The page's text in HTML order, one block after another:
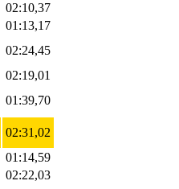
02:10,37
01:13,17
02:24,45
02:19,01
01:39,70
02:31,02
01:14,59
02:22,03